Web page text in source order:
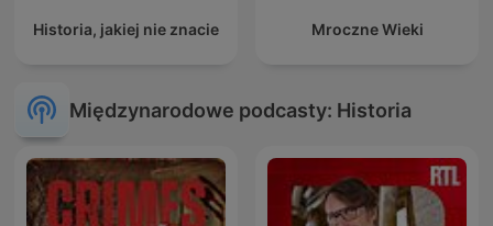
Historia, jakiej nie znacie Mroczne Wieki
Międzynarodowe podcasty: Historia